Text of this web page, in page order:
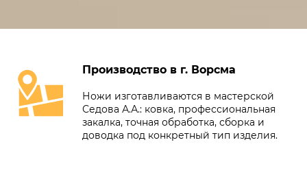
Производство в г. Ворсма
Ножи изготавливаются в мастерской
Седова А.А.: ковка, профессиональная
закалка, точная обработка, сборка и
доводка под конкретный тип изделия.